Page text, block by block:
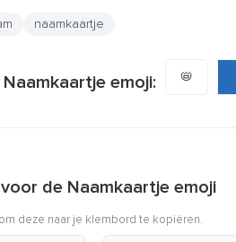
naamkaartje
emoji: 📛
de Naamkaartje emoji
deze naar je klembord te kopiëren.